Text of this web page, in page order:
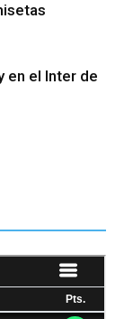
en el Inter de